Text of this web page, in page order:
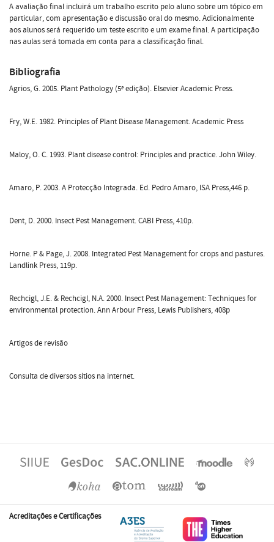
A avaliação final incluirá um trabalho escrito pelo aluno sobre um tópico em
particular, com apresentação e discussão oral do mesmo. Adicionalmente
aos alunos será requerido um teste escrito e um exame final. A participação
nas aulas será tomada em conta para a classificação final.
Bibliografia
Agrios, G. 2005. Plant Pathology (5ª edição). Elsevier Academic Press.
Fry, W.E. 1982. Principles of Plant Disease Management. Academic Press
Maloy, O. C. 1993. Plant disease control: Principles and practice. John Wiley.
Amaro, P. 2003. A Protecção Integrada. Ed. Pedro Amaro, ISA Press,446 p.
Dent, D. 2000. Insect Pest Management. CABI Press, 410p.
Horne. P & Page, J. 2008. Integrated Pest Management for crops and pastures.
Landlink Press, 119p.
Rechcigl, J.E. & Rechcigl, N.A. 2000. Insect Pest Management: Techniques for
environmental protection. Ann Arbour Press, Lewis Publishers, 408p
Artigos de revisão
Consulta de diversos sítios na internet.
Acreditações e Certificações